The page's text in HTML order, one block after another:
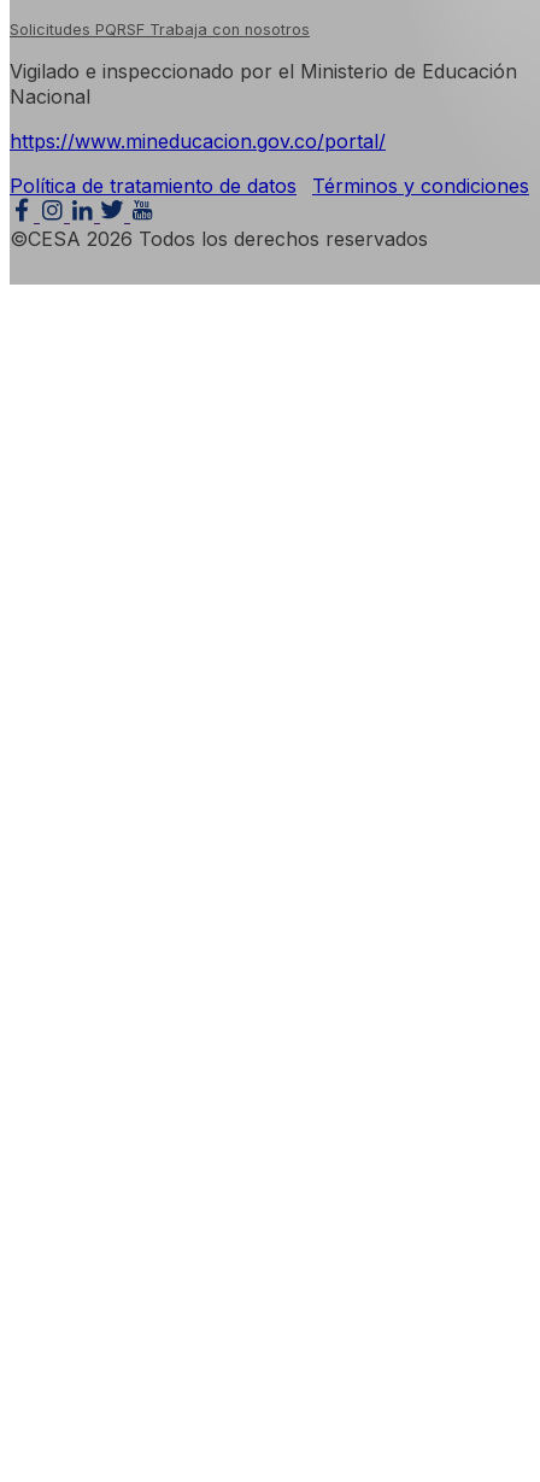
Solicitudes PQRSF Trabaja con nosotros
Vigilado e inspeccionado por el Ministerio de Educación
Nacional
https://www.mineducacion.gov.co/portal/
Política de tratamiento de datos
Términos y condiciones
©CESA 2026 Todos los derechos reservados